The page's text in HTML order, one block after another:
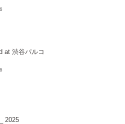
at 渋谷パルコ
2025